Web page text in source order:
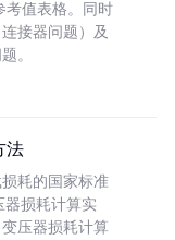
考值表格。同时
接器问题）及
。
法
耗的国家标准
器损耗计算实
压器损耗计算